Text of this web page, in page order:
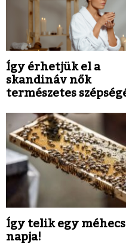
Így érhetjük el a
skandináv nők
természetes
Így telik egy
napja!